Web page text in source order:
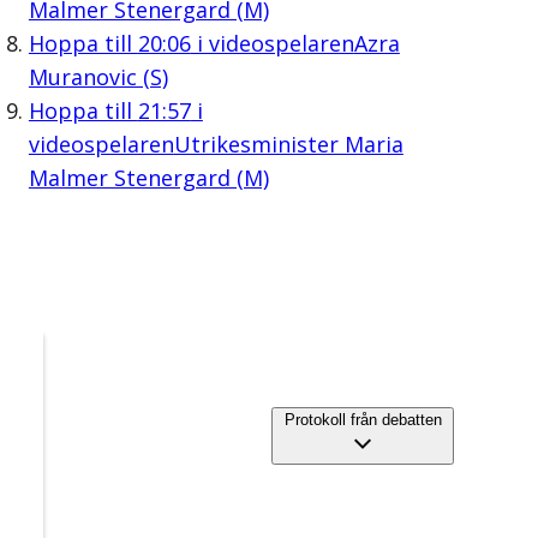
Malmer Stenergard (M)
Hoppa till 20:06i videospelarenAzra
Muranovic (S)
Hoppa till 21:57i
videospelarenUtrikesminister Maria
Malmer Stenergard (M)
Protokoll från debatten